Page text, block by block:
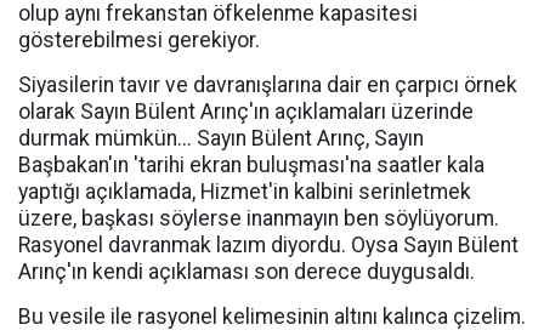
olup aynı frekanstan öfkelenme kapasitesi
gösterebilmesi gerekiyor.
Siyasilerin tavır ve davranışlarına dair en çarpıcı örnek
olarak Sayın Bülent Arınç'ın açıklamaları üzerinde
durmak mümkün... Sayın Bülent Arınç, Sayın
Başbakan'ın 'tarihi ekran buluşması'na saatler kala
yaptığı açıklamada, Hizmet'in kalbini serinletmek
üzere, başkası söylerse inanmayın ben söylüyorum.
Rasyonel davranmak lazım diyordu. Oysa Sayın Bülent
Arınç'ın kendi açıklaması son derece duygusaldı.
Bu vesile ile rasyonel kelimesinin altını kalınca çizelim.